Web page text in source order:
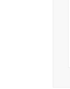
지
다.
건
은
근
삶
이
종